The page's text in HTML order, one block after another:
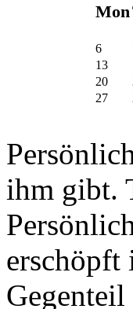
Mon
6
13
20
27
ihm gibt.
erschöpft